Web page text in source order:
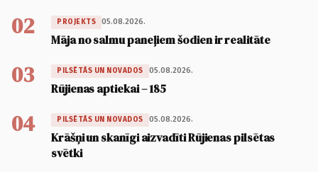
02 PROJEKTS 05.08.2026.
Māja no salmu paneļiem šodien ir realitāte
03 PILSĒTĀS UN NOVADOS 05.08.2026.
Rūjienas aptiekai – 185
04 PILSĒTĀS UN NOVADOS 05.08.2026.
Krāšņi un skanīgi aizvadīti Rūjienas pilsētas
svētki